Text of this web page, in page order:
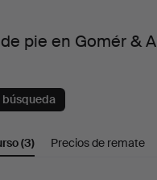
pie en Gomér &
(3) Precios de remate